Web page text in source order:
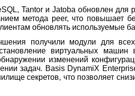
Tantor и Jatoba обновлен для
метода peer, что повышает
обновлять используемые
получили модули для
виртуальных
изменений
задач. Basis DynamiX
секретов, что позволяет